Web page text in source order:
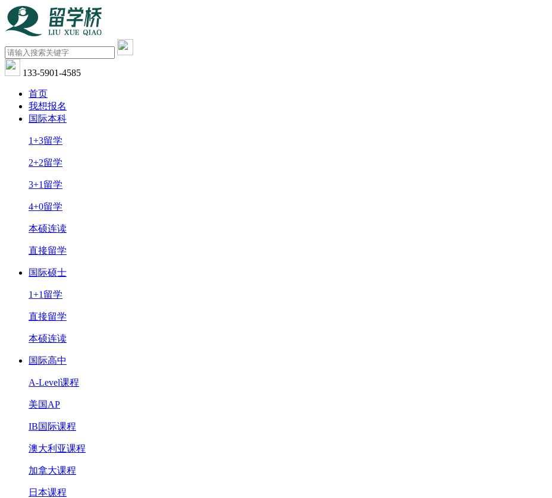
133-5901-4585
首页
我想报名
国际本科
1+3留学
2+2留学
3+1留学
4+0留学
本硕连读
直接留学
国际硕士
1+1留学
直接留学
本硕连读
国际高中
A-Level课程
美国AP
IB国际课程
澳大利亚课程
加拿大课程
日本课程